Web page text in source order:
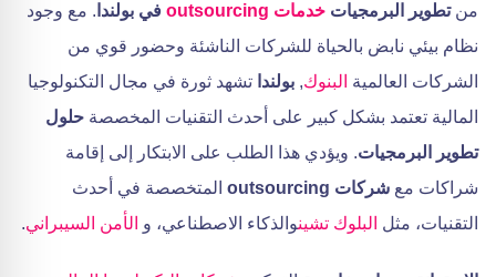
منتطوير البرمجيات خدمات outsourcing في بولندا . مع وجود
نظام بيئي نابض بالحياة للشركات الناشئة وحضور قوي من
الشركات العالمية البنوك, بولندا تشهد ثورة في مجال التكنولوجيا
المالية تعتمد بشكل كبير على أحدث التقنيات المخصصة حلول
تطوير البرمجيات. ويؤدي هذا الطلب على الابتكار إلى إقامة
شراكات مع شركات outsourcing
المتخصصة في أحدث
التقنيات، مثل البلوك تشينوالذكاء الاصطناعي، و الأمن السيبراني.